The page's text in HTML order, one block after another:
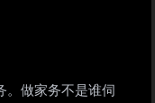
。做家务不是谁伺